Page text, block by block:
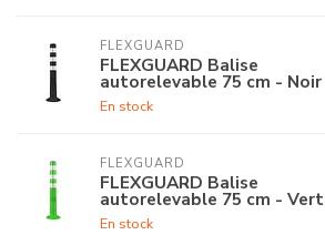
FLEXGUARD
FLEXGUARD Balise
autorelevable 75 cm - Noir
En stock
FLEXGUARD
FLEXGUARD Balise
autorelevable 75 cm - Vert
En stock